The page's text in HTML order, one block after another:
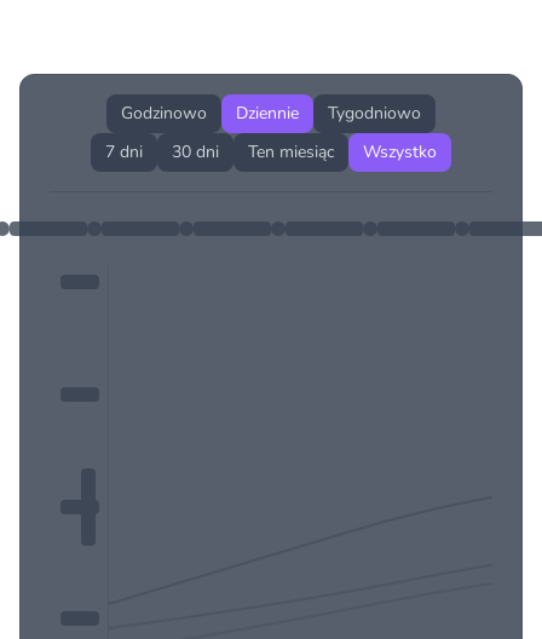
Godzinowo Dziennie
Tygodniowo
7 dni
30 dni Ten miesiąc Wszystko